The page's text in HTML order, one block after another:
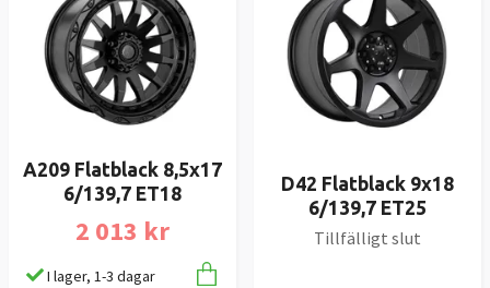
A209 Flatblack 8,5x17
6/139,7 ET18
2 013 kr
I lager, 1-3 dagar
D42 Flatblack 9x18
6/139,7 ET25
Tillfälligt slut